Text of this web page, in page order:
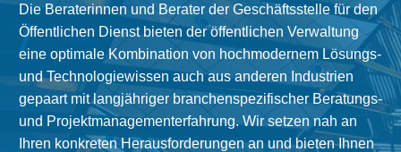
Die Beraterinnen und Berater der Geschäftsstelle für den
Öffentlichen Dienst bieten der öffentlichen Verwaltung
eine optimale Kombination von hochmodernem Lösungs-
und Technologiewissen auch aus anderen Industrien
gepaart mit langjähriger branchenspezifischer Beratungs-
und Projektmanagementerfahrung. Wir setzen nah an
Ihren konkreten Herausforderungen an und bieten Ihnen